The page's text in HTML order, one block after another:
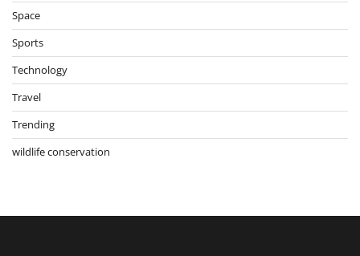
Space
Sports
Technology
Travel
Trending
wildlife conservation